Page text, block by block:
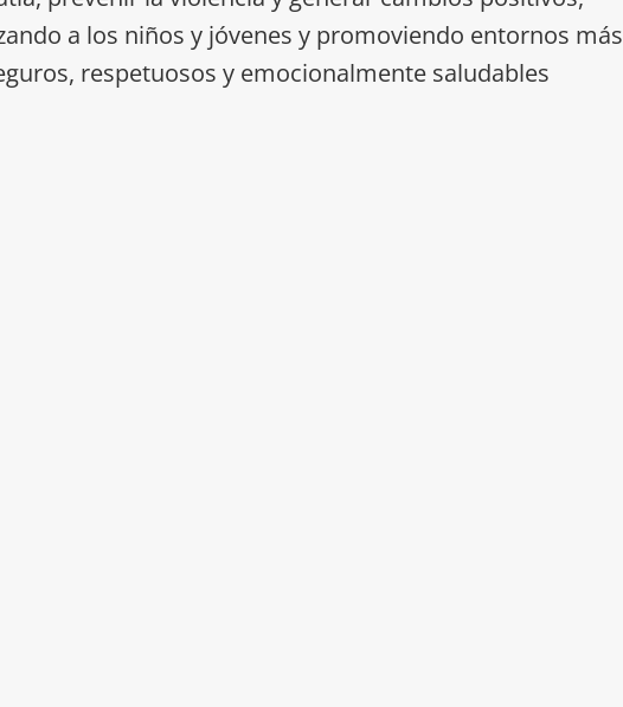
a los niños y jóvenes y promoviendo entornos más
respetuosos y emocionalmente saludables